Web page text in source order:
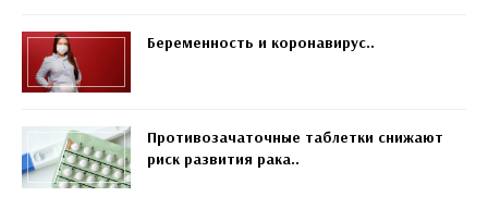
Беременность и коронавирус..
Противозачаточные таблетки снижают
риск развития рака..